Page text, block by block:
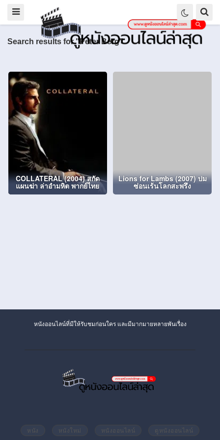
Search results for "Peter Berg"
COLLATERAL (2004) สกัด
แผนฆ่า ล่าอำมหิต พากย์ไทย
Lions for Lambs (2007) ปม
ซ่อนเร้นโลกสะพรึง
หนังออนไลน์ที่มีให้รับชมก่อนใคร และมีมากมายหลายพันเรื่อง
หนัง หนังใหม่ หนังออนไลน์ ดูหนังออนไลน์